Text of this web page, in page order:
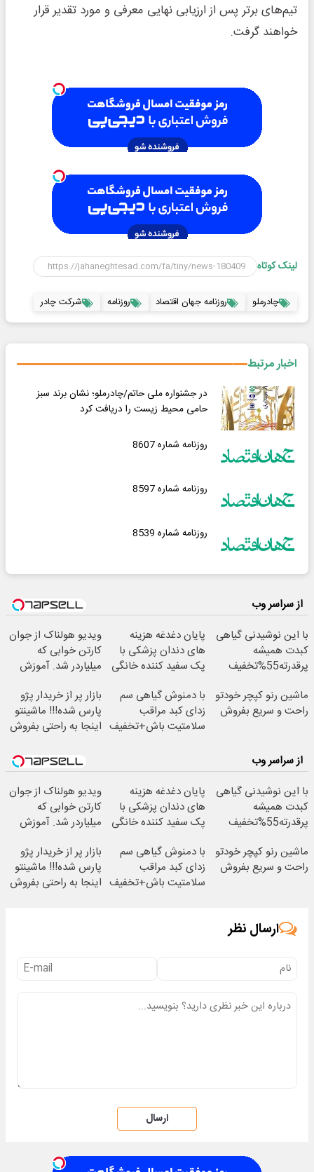
تیم‌های برتر پس از ارزیابی نهایی معرفی و مورد تقدیر قرار
خواهند گرفت.
لینک کوتاه
چادرملو روزنامه جهان اقتصاد روزنامه شرکت چادر
اخبار مرتبط
در جشنواره ملی حاتم/چادرملو؛ نشان برند سبز
حامی محیط زیست را دریافت کرد
روزنامه شماره 8607
روزنامه شماره 8597
روزنامه شماره 8539
از سراسر وب
با این نوشیدنی گیاهی
کبدت همیشه
پرقدرته55%تخفیف
پایان دغدغه هزینه
های دندان پزشکی با
پک سفید کننده خانگی
ویدیو هولناک از جوان
کارتن خوابی که
میلیاردر شد. آموزش
ماشین رنو کپچر خودتو
راحت و سریع بفروش
با دمنوش گیاهی سم
زدای کبد مراقب
سلامتیت باش+تخفیف
بازار پر از خریدار پژو
پارس شده!!! ماشینتو
اینجا به راحتی بفروش
از سراسر وب
با این نوشیدنی گیاهی
کبدت همیشه
پرقدرته55%تخفیف
پایان دغدغه هزینه
های دندان پزشکی با
پک سفید کننده خانگی
ویدیو هولناک از جوان
کارتن خوابی که
میلیاردر شد. آموزش
ماشین رنو کپچر خودتو
راحت و سریع بفروش
با دمنوش گیاهی سم
زدای کبد مراقب
سلامتیت باش+تخفیف
بازار پر از خریدار پژو
پارس شده!!! ماشینتو
اینجا به راحتی بفروش
ارسال نظر
ارسال